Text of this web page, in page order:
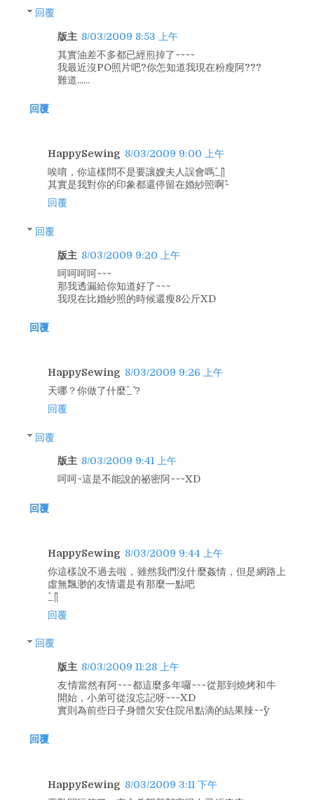
回覆
版主 8/03/2009 8:53 上午
其實油差不多都已經煎掉了~~~~
我最近沒PO照片吧?你怎知道我現在粉瘦阿???
難道......
回覆
HappySewing 8/03/2009 9:00 上午
唉唷，你這樣問不是要讓嫂夫人誤會嗎^_^||
其實是我對你的印象都還停留在婚紗照啊^^~
回覆
回覆
版主 8/03/2009 9:20 上午
呵呵呵呵~~~
那我透漏給你知道好了~~~
我現在比婚紗照的時候還瘦8公斤XD
回覆
HappySewing 8/03/2009 9:26 上午
天哪？你做了什麼^_^？
回覆
回覆
版主 8/03/2009 9:41 上午
呵呵~這是不能說的祕密阿~~~XD
回覆
HappySewing 8/03/2009 9:44 上午
你這樣說不過去啦，雖然我們沒什麼姦情，但是網路上
虛無飄渺的友情還是有那麼一點吧
^_^||
回覆
回覆
版主 8/03/2009 11:28 上午
友情當然有阿~~~都這麼多年囉~~~從那到燒烤和牛
開始，小弟可從沒忘記呀~~~XD
實則為前些日子身體欠安住院吊點滴的結果辣~~^^y
回覆
HappySewing 8/03/2009 3:11 下午